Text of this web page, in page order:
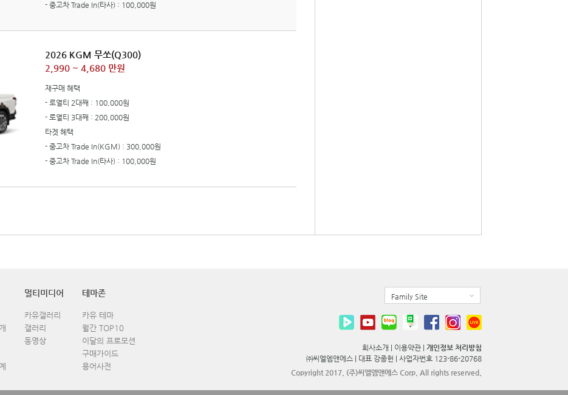
- 중고차 Trade In(타사) : 100,000원
2026 KGM 무쏘(Q300)
2,990 ~ 4,680 만원
재구매 혜택
- 로열티 2대째 : 100,000원
- 로열티 3대째 : 200,000원
타겟 혜택
- 중고차 Trade In(KGM) : 300,000원
- 중고차 Trade In(타사) : 100,000원
멀티미디어
카유갤러리
갤러리
동영상
테마존
카유 테마
월간 TOP10
이달의 프로모션
구매가이드
용어사전
Family Site
회사소개 이용약관
개인정보 처리방침
㈜씨엘엠앤에스 |
대표 강종헌 |
사업자번호 123-86-20768
Copyright 2017. (주)씨엘엠앤에스 Corp. All rights reserved.